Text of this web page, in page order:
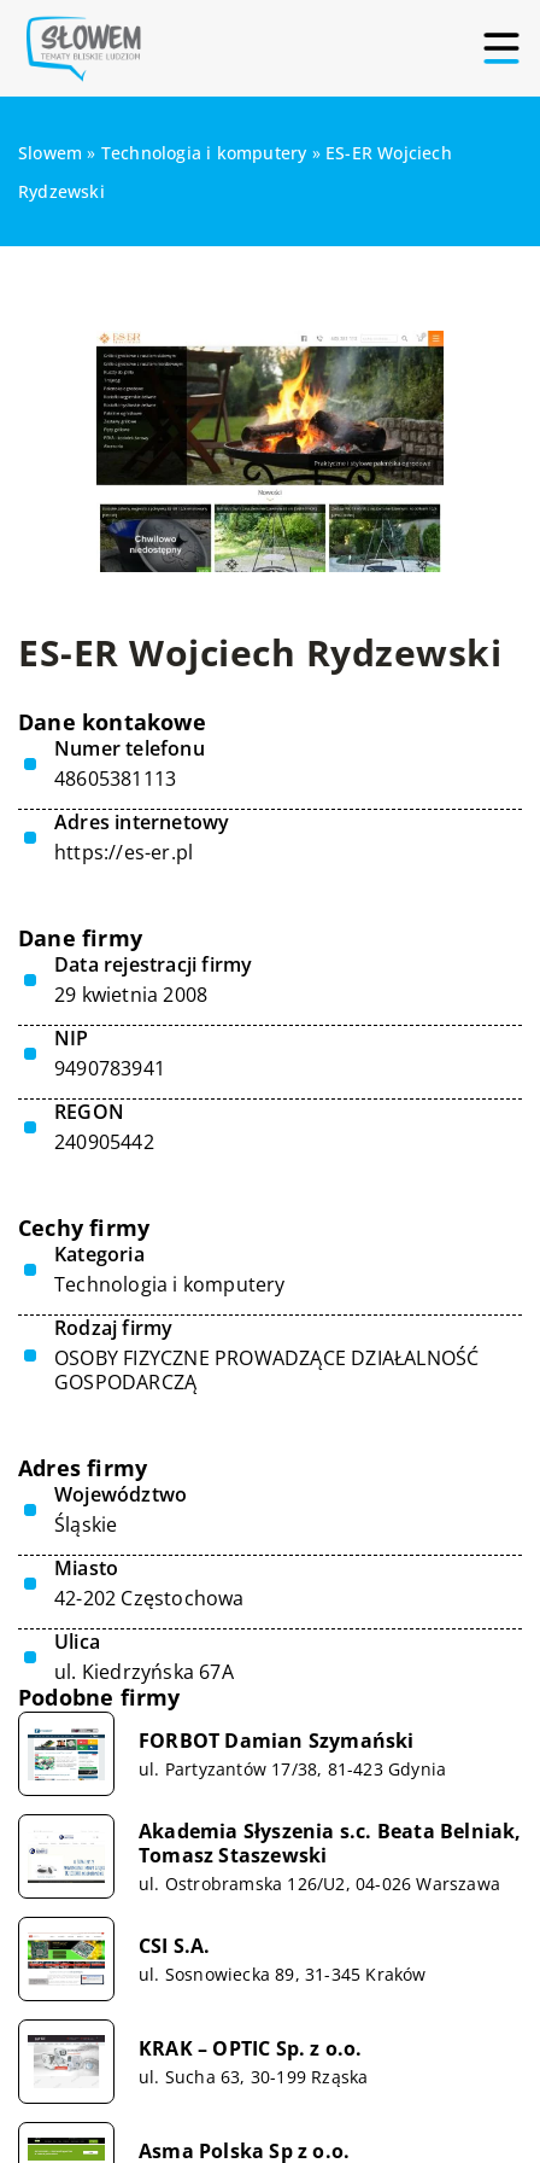
Slowem » Technologia i komputery » ES-ER Wojciech
Rydzewski
ES-ER Wojciech Rydzewski
Dane kontakowe
Numer telefonu
48605381113
Adres internetowy
https://es-er.pl
Dane firmy
Data rejestracji firmy
29 kwietnia 2008
NIP
9490783941
REGON
240905442
Cechy firmy
Kategoria
Technologia i komputery
Rodzaj firmy
OSOBY FIZYCZNE PROWADZĄCE DZIAŁALNOŚĆ
GOSPODARCZĄ
Adres firmy
Województwo
Śląskie
Miasto
42-202 Częstochowa
Ulica
ul. Kiedrzyńska 67A
Podobne firmy
FORBOT Damian Szymański
ul. Partyzantów 17/38, 81-423 Gdynia
Akademia Słyszenia s.c. Beata Belniak,
Tomasz Staszewski
ul. Ostrobramska 126/U2, 04-026 Warszawa
CSI S.A.
ul. Sosnowiecka 89, 31-345 Kraków
KRAK – OPTIC Sp. z o.o.
ul. Sucha 63, 30-199 Rząska
Asma Polska Sp z o.o.